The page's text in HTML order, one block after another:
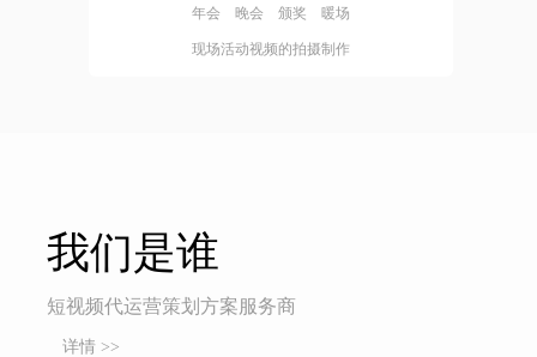
年会 晚会 颁奖 暖场
现场活动视频的拍摄制作
我们是谁
短视频代运营策划方案服务商
详情 >>